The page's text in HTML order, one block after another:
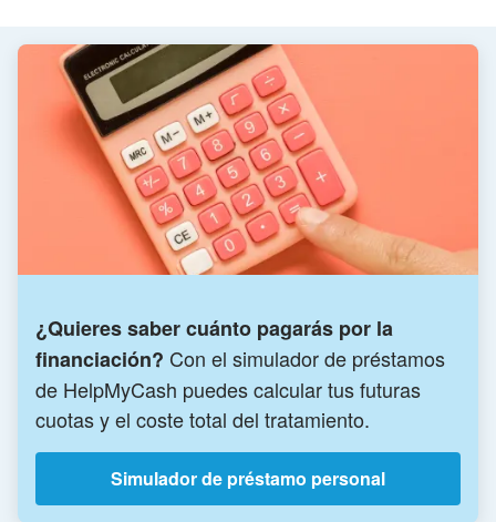
¿Quieres saber cuánto pagarás por la
financiación? Con el simulador de préstamos
de HelpMyCash puedes calcular tus futuras
cuotas y el coste total del tratamiento.
Simulador de préstamo personal